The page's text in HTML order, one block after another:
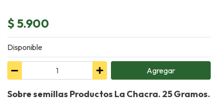
$ 5.900
Disponible
Agregar
Sobre semillas Productos La Chacra. 25 Gramos.